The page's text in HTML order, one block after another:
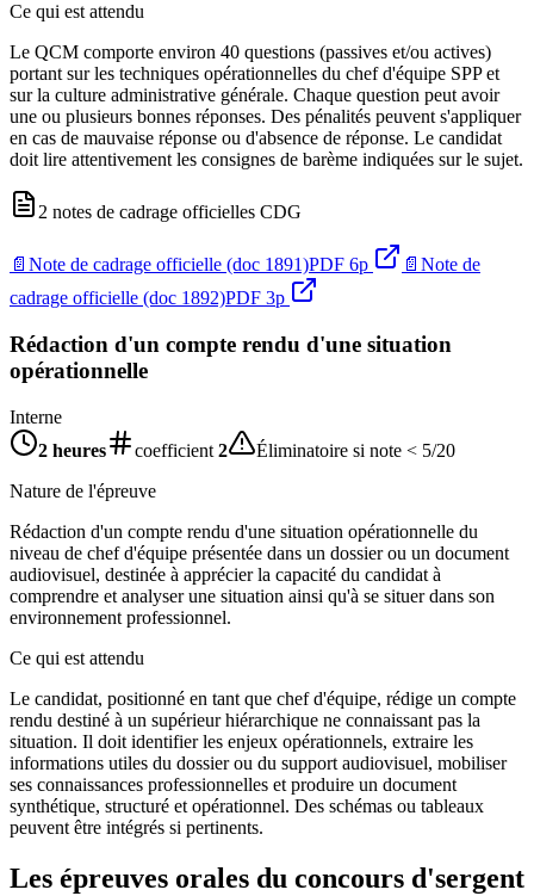
Ce qui est attendu
Le QCM comporte environ 40 questions (passives et/ou actives)
portant sur les techniques opérationnelles du chef d'équipe SPP et
sur la culture administrative générale. Chaque question peut avoir
une ou plusieurs bonnes réponses. Des pénalités peuvent s'appliquer
en cas de mauvaise réponse ou d'absence de réponse. Le candidat
doit lire attentivement les consignes de barème indiquées sur le sujet.
2 notes de cadrage officielles CDG
📄 Note de cadrage officielle (doc 1891)PDF 6p 📄 Note de
cadrage officielle (doc 1892)PDF 3p
Rédaction d'un compte rendu d'une situation
opérationnelle
Interne
2 heures
coefficient 2
Éliminatoire si note < 5/20
Nature de l'épreuve
Rédaction d'un compte rendu d'une situation opérationnelle du
niveau de chef d'équipe présentée dans un dossier ou un document
audiovisuel, destinée à apprécier la capacité du candidat à
comprendre et analyser une situation ainsi qu'à se situer dans son
environnement professionnel.
Ce qui est attendu
Le candidat, positionné en tant que chef d'équipe, rédige un compte
rendu destiné à un supérieur hiérarchique ne connaissant pas la
situation. Il doit identifier les enjeux opérationnels, extraire les
informations utiles du dossier ou du support audiovisuel, mobiliser
ses connaissances professionnelles et produire un document
synthétique, structuré et opérationnel. Des schémas ou tableaux
peuvent être intégrés si pertinents.
Les épreuves orales du concours d'sergent